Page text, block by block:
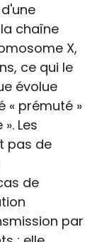
chaîne
X,
ce qui le
évolue
« prémuté »
Les
pas de
de
par